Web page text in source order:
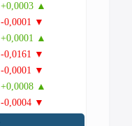
+0,0003 ▲
-0,0001 ▼
+0,0001 ▲
-0,0161 ▼
-0,0001 ▼
+0,0008 ▲
-0,0004 ▼